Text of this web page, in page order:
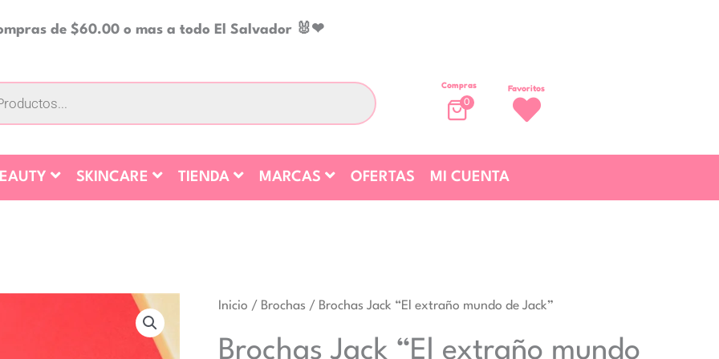
de $60.00 o mas a todo El Salvador 🐰❤
Compras
0
Favoritos
SKINCARE TIENDA MARCAS OFERTAS MI CUENTA
Inicio / Brochas / Brochas Jack “El extraño mundo de Jack”
Brochas Jack “El extraño mundo